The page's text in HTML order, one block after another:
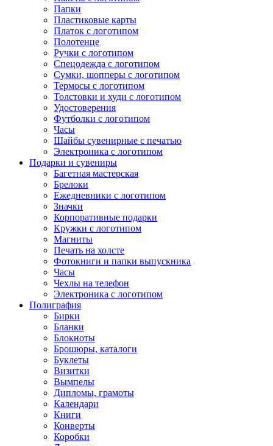
Папки
Пластиковые карты
Платок с логотипом
Полотенце
Ручки с логотипом
Спецодежда с логотипом
Сумки, шопперы с логотипом
Термосы с логотипом
Толстовки и худи с логотипом
Удостоверения
Футболки с логотипом
Часы
Шайбы сувенирные с печатью
Электроника с логотипом
Подарки и сувениры
Багетная мастерская
Брелоки
Ежедневники с логотипом
Значки
Корпоративные подарки
Кружки с логотипом
Магниты
Печать на холсте
Фотокниги и папки выпускника
Часы
Чехлы на телефон
Электроника с логотипом
Полиграфия
Бирки
Бланки
Блокноты
Брошюры, каталоги
Буклеты
Визитки
Вымпелы
Дипломы, грамоты
Календари
Книги
Конверты
Коробки